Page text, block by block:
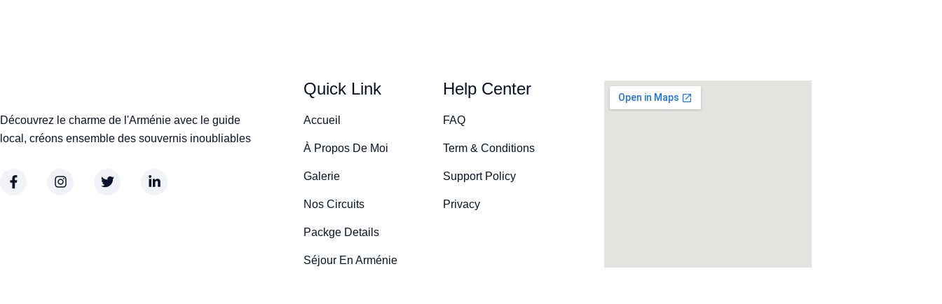
Découvrez le charme de l'Arménie avec le guide
local, créons ensemble des souvernis inoubliables
Quick Link
Accueil
À Propos De Moi
Galerie
Nos Circuits
Packge Details
Séjour En Arménie
Help Center
FAQ
Term & Conditions
Support Policy
Privacy